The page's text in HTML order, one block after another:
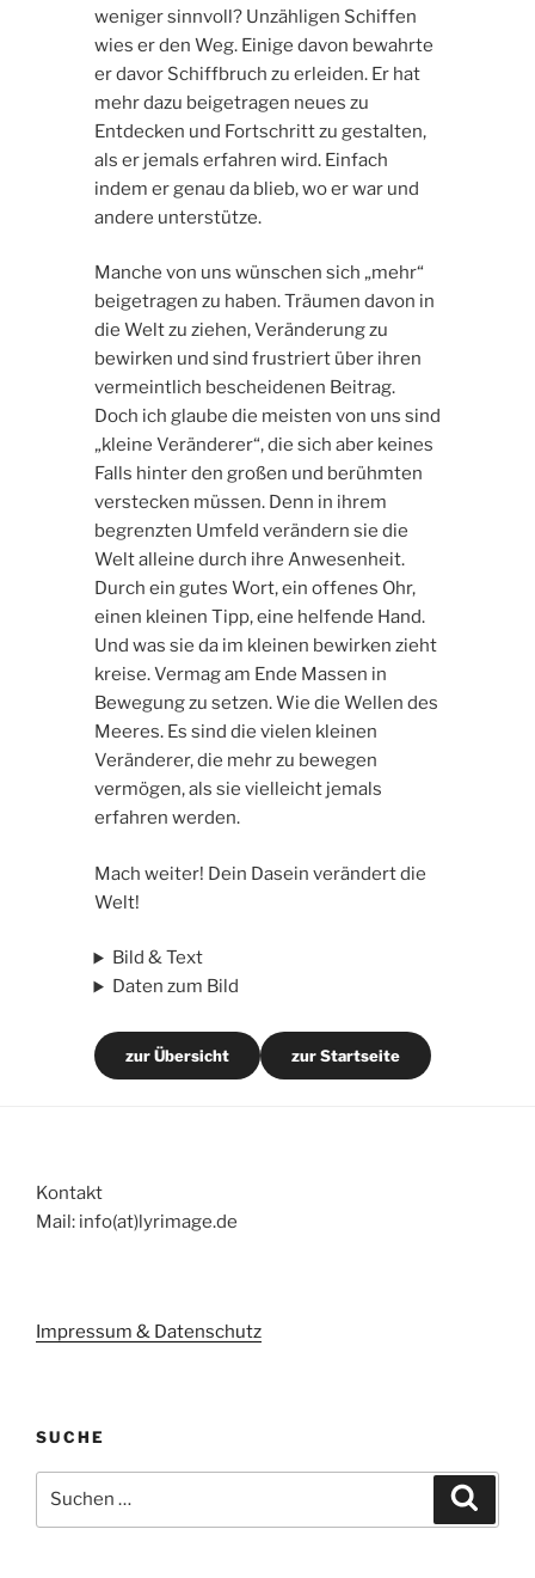
weniger sinnvoll? Unzähligen Schiffen
wies er den Weg. Einige davon bewahrte
er davor Schiffbruch zu erleiden. Er hat
mehr dazu beigetragen neues zu
Entdecken und Fortschritt zu gestalten,
als er jemals erfahren wird. Einfach
indem er genau da blieb, wo er war und
andere unterstütze.
Manche von uns wünschen sich „mehr“
beigetragen zu haben. Träumen davon in
die Welt zu ziehen, Veränderung zu
bewirken und sind frustriert über ihren
vermeintlich bescheidenen Beitrag.
Doch ich glaube die meisten von uns sind
„kleine Veränderer“, die sich aber keines
Falls hinter den großen und berühmten
verstecken müssen. Denn in ihrem
begrenzten Umfeld verändern sie die
Welt alleine durch ihre Anwesenheit.
Durch ein gutes Wort, ein offenes Ohr,
einen kleinen Tipp, eine helfende Hand.
Und was sie da im kleinen bewirken zieht
kreise. Vermag am Ende Massen in
Bewegung zu setzen. Wie die Wellen des
Meeres. Es sind die vielen kleinen
Veränderer, die mehr zu bewegen
vermögen, als sie vielleicht jemals
erfahren werden.
Mach weiter! Dein Dasein verändert die
Welt!
Bild & Text
Daten zum Bild
zur Übersicht zur Startseite
Kontakt
Mail: info(at)lyrimage.de
Impressum & Datenschutz
SUCHE
nach: